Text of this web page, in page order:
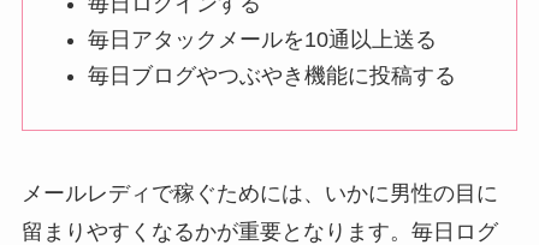
毎日アタックメールを10通以上送る
毎日ブログやつぶやき機能に投稿する
メールレディで稼ぐためには、いかに男性の目に
留まりやすくなるかが重要となります。毎日ログ